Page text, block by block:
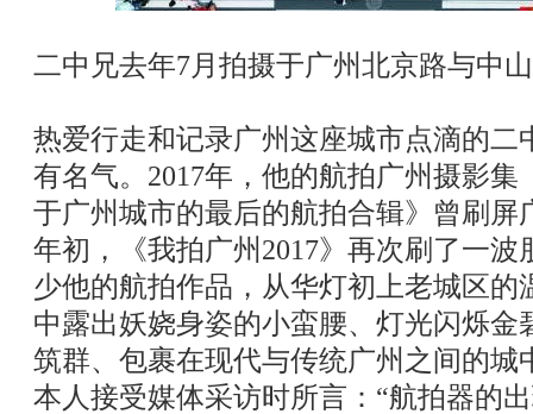
二中兄去年7月拍摄于广州北京路与中
热爱行走和记录广州这座城市点滴的二
有名气。2017年，他的航拍广州摄影
于广州城市的最后的航拍合辑》曾刷屏
年初，《我拍广州2017》再次刷了一
少他的航拍作品，从华灯初上老城区的
中露出妖娆身姿的小蛮腰、灯光闪烁金
筑群、包裹在现代与传统广州之间的城
本人接受媒体采访时所言：“航拍器的